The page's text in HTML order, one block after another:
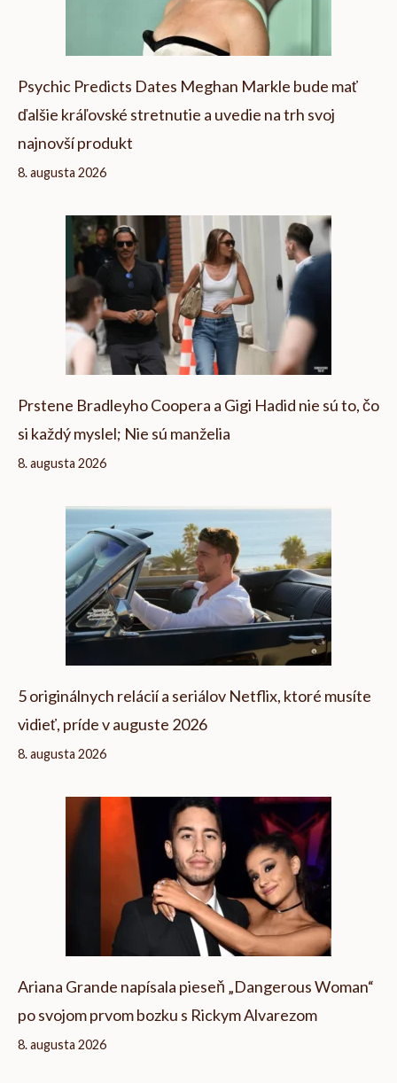
Psychic Predicts Dates Meghan Markle bude mať
ďalšie kráľovské stretnutie a uvedie na trh svoj
najnovší produkt
8. augusta 2026
Prstene Bradleyho Coopera a Gigi Hadid nie sú to, čo
si každý myslel; Nie sú manželia
8. augusta 2026
5 originálnych relácií a seriálov Netflix, ktoré musíte
vidieť, príde v auguste 2026
8. augusta 2026
Ariana Grande napísala pieseň „Dangerous Woman“
po svojom prvom bozku s Rickym Alvarezom
8. augusta 2026